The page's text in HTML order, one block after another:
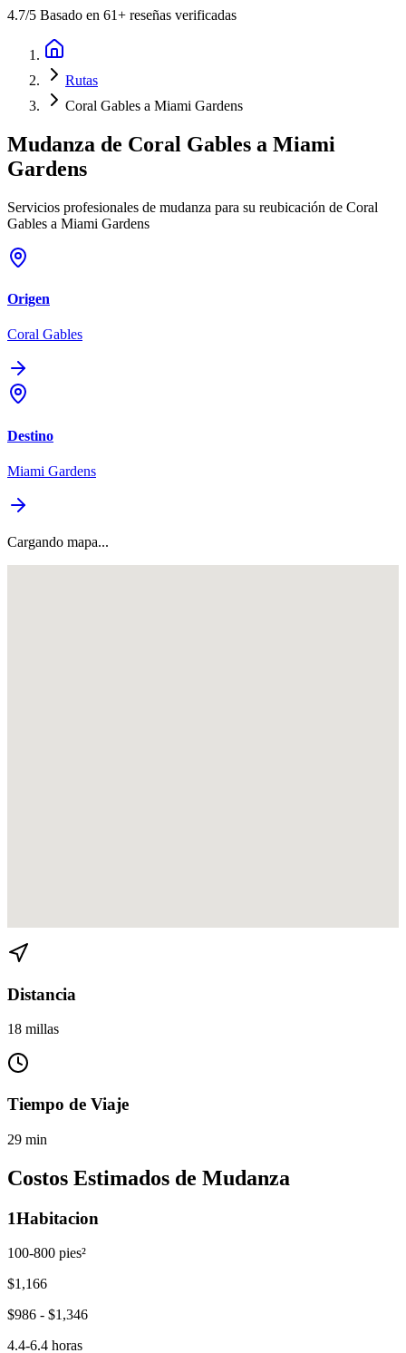
4.7/5 Basado en 61+ reseñas verificadas
Rutas
Coral Gables a Miami Gardens
Mudanza de Coral Gables a Miami
Gardens
Servicios profesionales de mudanza para su reubicación de Coral
Gables a Miami Gardens
Origen
Coral Gables
Destino
Miami Gardens
Cargando mapa...
Distancia
18 millas
Tiempo de Viaje
29 min
Costos Estimados de Mudanza
1Habitacion
100-800 pies²
$1,166
$986 - $1,346
4.4-6.4 horas